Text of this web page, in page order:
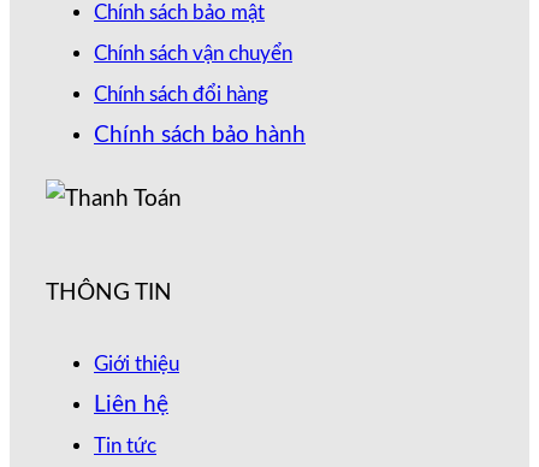
Chính sách bảo mật
Chính sách vận chuyển
Chính sách đổi hàng
Chính sách bảo hành
THÔNG TIN
Giới thiệu
Liên hệ
Tin tức